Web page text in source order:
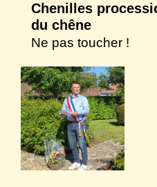
Chenilles
du chêne
Ne pas toucher !